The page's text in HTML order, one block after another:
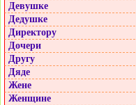
Девушке
Дедушке
Директору
Дочери
Другу
Дяде
Жене
Женщине